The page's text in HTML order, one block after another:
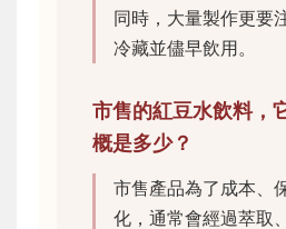
同時，大量製作更要
冷藏並儘早飲用。
市售的紅豆水飲料，
概是多少？
市售產品為了成本、
化，通常會經過萃取